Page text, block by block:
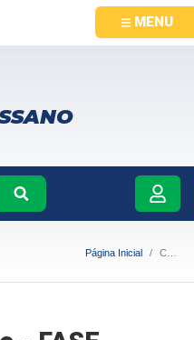
MENU
Página Inicial Covid - Vacinação